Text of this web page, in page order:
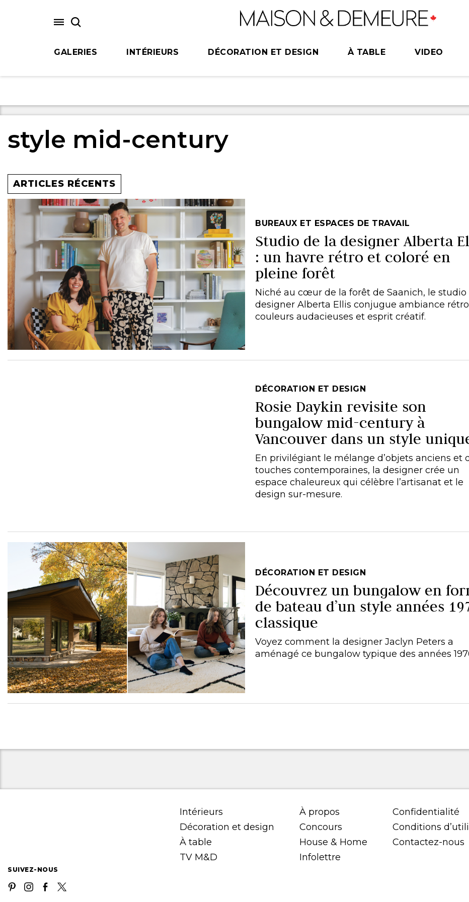
GALERIES INTÉRIEURS DÉCORATION ET DESIGN À TABLE VIDEO
style mid-century
ARTICLES RÉCENTS
BUREAUX ET ESPACES DE TRAVAIL
Studio de la designer Alberta
: un havre rétro et coloré en
pleine forêt
Niché au cœur de la forêt de Saanich, le studio
designer Alberta Ellis conjugue ambiance
couleurs audacieuses et esprit créatif.
DÉCORATION ET DESIGN
Rosie Daykin revisite son
bungalow mid-century à
Vancouver dans un style
En privilégiant le mélange d’objets anciens et
touches contemporaines, la designer crée un
espace chaleureux qui célèbre l’artisanat et le
design sur-mesure.
DÉCORATION ET DESIGN
Découvrez un bungalow en
de bateau d’un style années
classique
Voyez comment la designer Jaclyn Peters a
aménagé ce bungalow typique des années
Intérieurs
Décoration et design
À table
TV M&D
À propos
Concours
House & Home
Infolettre
Confidentialité
Conditions
Contactez-nous
SUIVEZ-NOUS